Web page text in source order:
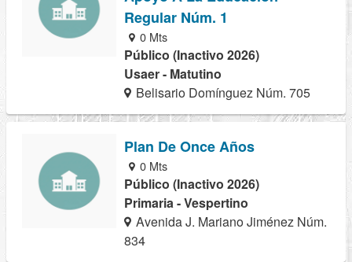
Regular Núm. 1
0 Mts
Público (Inactivo 2026)
Usaer - Matutino
Belisario Domínguez Núm. 705
Plan De Once Años
0 Mts
Público (Inactivo 2026)
Primaria - Vespertino
Avenida J. Mariano Jiménez Núm.
834